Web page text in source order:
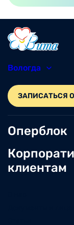
Вологда
ЗАПИСАТЬСЯ
Оперблок
клиентам